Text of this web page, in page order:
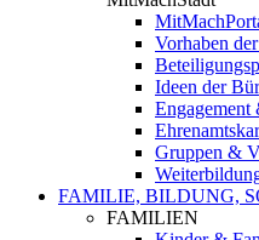
Vorhaben
Ideen der
Engagement
Gruppen &
FAMILIE, BILDUNG,
FAMILIEN